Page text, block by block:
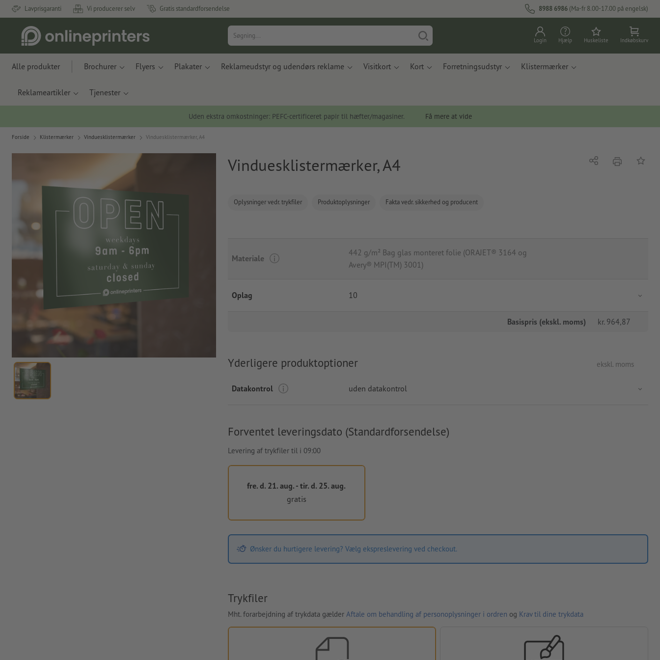
Lavprisgaranti Vi producerer selv Gratis standardforsendelse 8988 6986 (Ma-fr 8.00-17.00 på engelsk)
Login Hjælp Huskeliste Indkøbskurv
Alle produkter Brochurer Flyers Plakater Reklameudstyr og udendørs reklame Visitkort Kort Forretningsudstyr Klistermærker
Reklameartikler Tjenester
Uden ekstra omkostninger: PEFC-certificeret papir til hæfter/magasiner. Få mere at vide
Forside Klistermærker Vinduesklistermærker Vinduesklistermærker, A4
Vinduesklistermærker, A4
Oplysninger vedr. trykfiler Produktoplysninger Fakta vedr. sikkerhed og producent
Del tryk Tilføj
Materiale
442 g/m² Bag glas monteret folie (ORAJET® 3164 og
Avery® MPI(TM) 3001)
Oplag 10
Basispris (ekskl. moms) kr. 964,87
Yderligere produktoptioner ekskl. moms
Datakontrol uden datakontrol
Forventet leveringsdato (Standardforsendelse)
Levering af trykfiler til i 09:00
fre. d. 21. aug. - tir. d. 25. aug.
gratis
Ønsker du hurtigere levering? Vælg ekspreslevering ved checkout.
Trykfiler
Mht. forarbejdning af trykdata gælder Aftale om behandling af personoplysninger i ordren og Krav til dine trykdata